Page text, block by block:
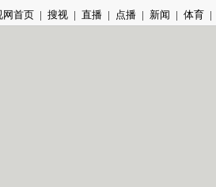
网首页 | 搜视 | 直播 | 点播 | 新闻 | 体育 |